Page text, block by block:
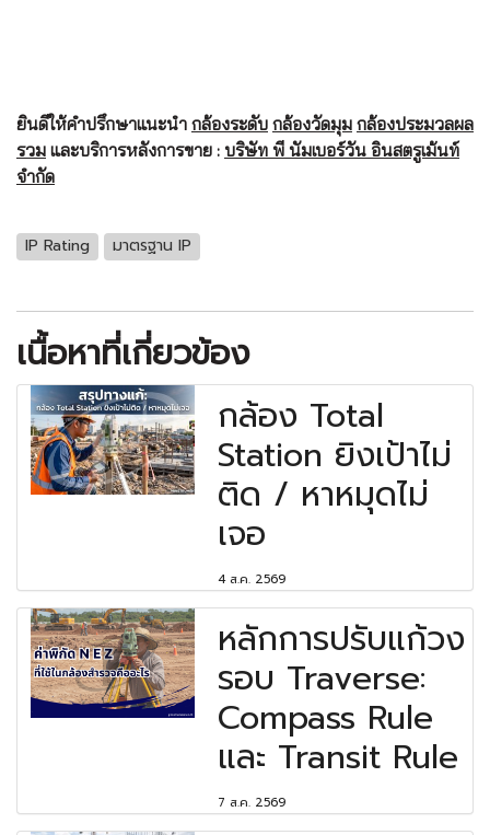
ยินดีให้คำปรึกษาแนะนำ กล้องระดับ กล้องวัดมุม กล้องประมวลผล
รวม และบริการหลังการขาย : บริษัท พี นัมเบอร์วัน อินสตรูเม้นท์
จำกัด
IP Rating มาตรฐาน IP
เนื้อหาที่เกี่ยวข้อง
กล้อง Total
Station ยิงเป้าไม่
ติด / หาหมุดไม่
เจอ
4 ส.ค. 2569
หลักการปรับแก้วง
รอบ Traverse:
Compass Rule
และ Transit Rule
7 ส.ค. 2569